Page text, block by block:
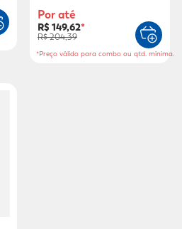
Por até
R$ 149,62*
R$ 204,39
*Preço válido para combo ou qtd. mínima.